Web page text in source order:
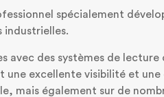
spécialement
industrielles.
avec des systèmes de
une excellente visibilité et
mais également sur de